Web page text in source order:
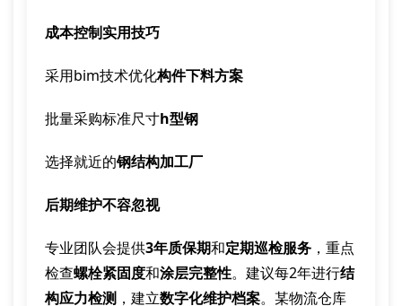
成本控制实用技巧
采用bim技术优化构件下料方案
批量采购标准尺寸h型钢
选择就近的钢结构加工厂
后期维护不容忽视
专业团队会提供3年质保期和定期巡检服务 ，重点
检查螺栓紧固度和涂层完整性。建议每2年进行结
构应力检测 ，建立数字化维护档案。某物流仓库